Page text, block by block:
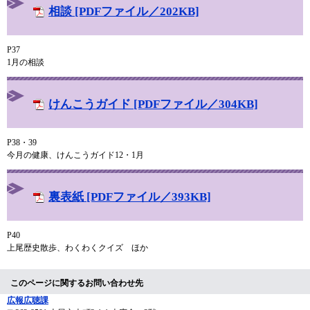
相談 [PDFファイル／202KB]
P37
1月の相談
けんこうガイド [PDFファイル／304KB]
P38・39
今月の健康、けんこうガイド12・1月
裏表紙 [PDFファイル／393KB]
P40
上尾歴史散歩、わくわくクイズ ほか
このページに関するお問い合わせ先
広報広聴課